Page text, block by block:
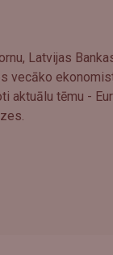
Latvijas
vecāko
aktuālu tēmu -